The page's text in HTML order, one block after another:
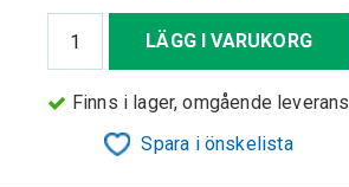
LÄGG I VARUKORG
Finns i lager, omgående leverans
Spara i önskelista